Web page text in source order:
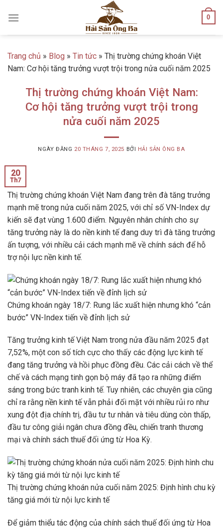
0
Trang chủ » Blog » Tin tức » Thị trường chứng khoán Việt
Nam: Cơ hội tăng trưởng vượt trội trong nửa cuối năm 2025
Thị trường chứng khoán Việt Nam:
Cơ hội tăng trưởng vượt trội trong
nửa cuối năm 2025
NGÀY ĐĂNG 20 THÁNG 7, 2025 BỞI HẢI SẢN ÔNG BA
20
Th7
Thị trường chứng khoán Việt Nam đang trên đà tăng trưởng
mạnh mẽ trong nửa cuối năm 2025, với chỉ số VN-Index dự
kiến sẽ đạt vùng 1.600 điểm. Nguyên nhân chính cho sự
tăng trưởng này là do nền kinh tế đang duy trì đà tăng trưởng
ấn tượng, với nhiều cải cách mạnh mẽ về chính sách để hỗ
trợ nội lực nền kinh tế.
Chứng khoán ngày 18/7: Rung lắc xuất hiện nhưng khó “cản
bước” VN-Index tiến về đỉnh lịch sử
Tăng trưởng kinh tế Việt Nam trong nửa đầu năm 2025 đạt
7,52%, một con số tích cực cho thấy các động lực kinh tế
đang tăng trưởng và hồi phục đồng đều. Các cải cách về thể
chế và cách mạng tinh gọn bộ máy đã tạo ra những điểm
sáng trong bức tranh kinh tế. Tuy nhiên, các chuyên gia cũng
chỉ ra rằng nền kinh tế vẫn phải đối mặt với nhiều rủi ro như
xung đột địa chính trị, đầu tư tư nhân và tiêu dùng còn thấp,
đầu tư công giải ngân chưa đồng đều, chiến tranh thương
mại và chính sách thuế đối ứng từ Hoa Kỳ.
Thị trường chứng khoán nửa cuối năm 2025: Định hình chu kỳ
tăng giá mới từ nội lực kinh tế
Để giảm thiểu tác động của chính sách thuế đối ứng từ Hoa